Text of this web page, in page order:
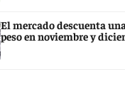
El mercado descuenta
peso en noviembre y